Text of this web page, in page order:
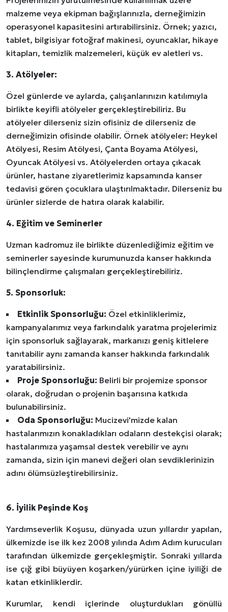
malzeme veya ekipman bağışlarınızla, derneğimizin
operasyonel kapasitesini artırabilirsiniz. Örnek; yazıcı,
tablet, bilgisiyar fotoğraf makinesi, oyuncaklar, hikaye
kitapları, temizlik malzemeleri, küçük ev aletleri vs.
3. Atölyeler:
Özel günlerde ve aylarda, çalışanlarınızın katılımıyla
birlikte keyifli atölyeler gerçekleştirebiliriz. Bu
atölyeler dilerseniz sizin ofisiniz de dilerseniz de
derneğimizin ofisinde olabilir. Örnek atölyeler: Heykel
Atölyesi, Resim Atölyesi, Çanta Boyama Atölyesi,
Oyuncak Atölyesi vs. Atölyelerden ortaya çıkacak
ürünler, hastane ziyaretlerimiz kapsamında kanser
tedavisi gören çocuklara ulaştırılmaktadır. Dilerseniz bu
ürünler sizlerde de hatıra olarak kalabilir.
4. Eğitim ve Seminerler
Uzman kadromuz ile birlikte düzenlediğimiz eğitim ve
seminerler sayesinde kurumunuzda kanser hakkında
bilinçlendirme çalışmaları gerçekleştirebiliriz.
5. Sponsorluk:
Etkinlik Sponsorluğu: Özel etkinliklerimiz,
kampanyalarımız veya farkındalık yaratma projelerimiz
için sponsorluk sağlayarak, markanızı geniş kitlelere
tanıtabilir aynı zamanda kanser hakkında farkındalık
yaratabilirsiniz.
Proje Sponsorluğu: Belirli bir projemize sponsor
olarak, doğrudan o projenin başarısına katkıda
bulunabilirsiniz.
Oda Sponsorluğu: Mucizevi'mizde kalan
hastalarımızın konakladıkları odaların destekçisi olarak;
hastalarımıza yaşamsal destek verebilir ve aynı
zamanda, sizin için manevi değeri olan sevdiklerinizin
adını ölümsüzleştirebilirsiniz.
6. İyilik Peşinde Koş
Yardımseverlik Koşusu, dünyada uzun yıllardır yapılan,
ülkemizde ise ilk kez 2008 yılında Adım Adım kurucuları
tarafından ülkemizde gerçekleşmiştir. Sonraki yıllarda
ise çığ gibi büyüyen koşarken/yürürken içine iyiliği de
katan etkinliklerdir.
Kurumlar, kendi içlerinde oluşturdukları gönüllü